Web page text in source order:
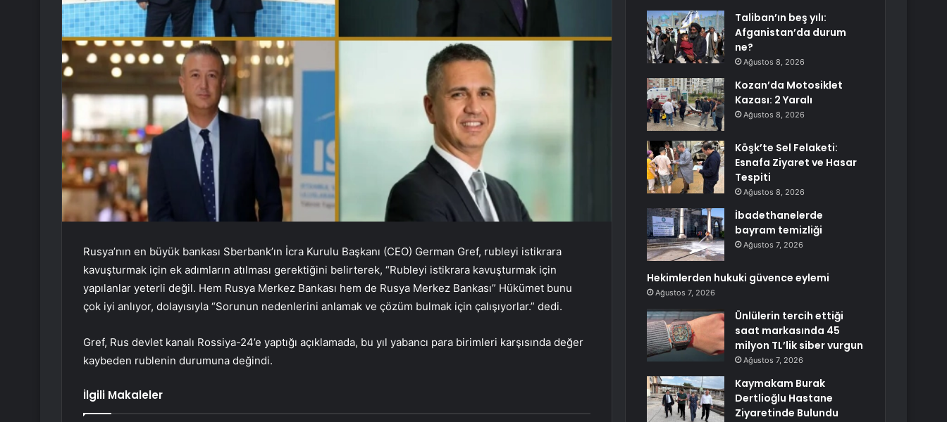
Rusya’nın en büyük bankası Sberbank’ın İcra Kurulu Başkanı (CEO) German Gref, rubleyi istikrara
kavuşturmak için ek adımların atılması gerektiğini belirterek, “Rubleyi istikrara kavuşturmak için
yapılanlar yeterli değil. Hem Rusya Merkez Bankası hem de Rusya Merkez Bankası” Hükümet bunu
çok iyi anlıyor, dolayısıyla “Sorunun nedenlerini anlamak ve çözüm bulmak için çalışıyorlar.” dedi.
Gref, Rus devlet kanalı Rossiya-24’e yaptığı açıklamada, bu yıl yabancı para birimleri karşısında değer
kaybeden rublenin durumuna değindi.
İlgili Makaleler
Taliban’ın beş yılı:
Afganistan’da durum
ne?
Ağustos 8, 2026
Kozan’da Motosiklet
Kazası: 2 Yaralı
Ağustos 8, 2026
Köşk’te Sel Felaketi:
Esnafa Ziyaret ve Hasar
Tespiti
Ağustos 8, 2026
İbadethanelerde
bayram temizliği
Ağustos 7, 2026
Hekimlerden hukuki güvence eylemi
Ağustos 7, 2026
Ünlülerin tercih ettiği
saat markasında 45
milyon TL’lik siber vurgun
Ağustos 7, 2026
Kaymakam Burak
Dertlioğlu Hastane
Ziyaretinde Bulundu